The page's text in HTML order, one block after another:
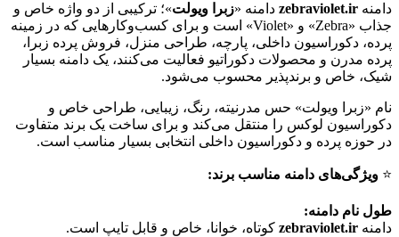
دامنه zebraviolet.ir دامنه «زبرا ویولت»؛ ترکیبی از دو واژه خاص و
جذاب «Zebra» و «Violet» است و برای کسب‌وکارهایی که در زمینه
پرده، دکوراسیون داخلی، پارچه، طراحی منزل، فروش پرده زبرا،
پرده مدرن و محصولات دکوراتیو فعالیت می‌کنند، یک دامنه بسیار
شیک، خاص و برندپذیر محسوب می‌شود.
نام «زبرا ویولت» حس مدرنیته، رنگ، زیبایی، طراحی خاص و
دکوراسیون لوکس را منتقل می‌کند و برای ساخت یک برند متفاوت
در حوزه پرده و دکوراسیون داخلی انتخابی بسیار مناسب است.
⭐️ ویژگی‌های دامنه مناسب برند:
طول نام دامنه:
دامنه zebraviolet.ir کوتاه، خوانا، خاص و قابل تایپ است.